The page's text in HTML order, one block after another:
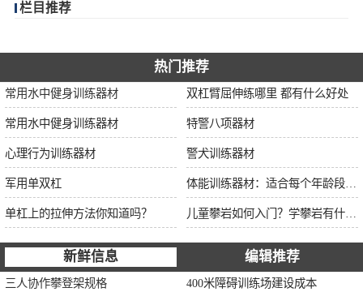
栏目推荐
热门推荐
常用水中健身训练器材 双杠臂屈伸练哪里 都有什么好处
常用水中健身训练器材 特警八项器材
心理行为训练器材 警犬训练器材
军用单双杠
单杠上的拉伸方法你知道吗？
新鲜信息 编辑推荐
三人协作攀登架规格 400米障碍训练场建设成本